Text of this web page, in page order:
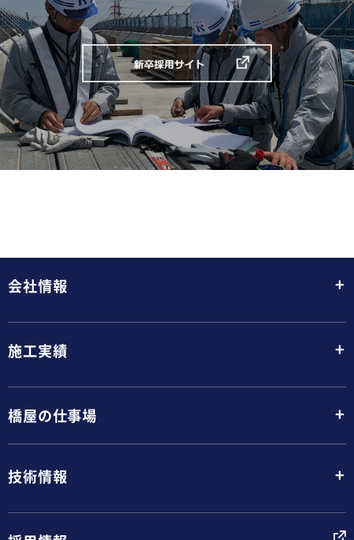
会社情報 +
施工実績 +
橋屋の仕事場 +
技術情報 +